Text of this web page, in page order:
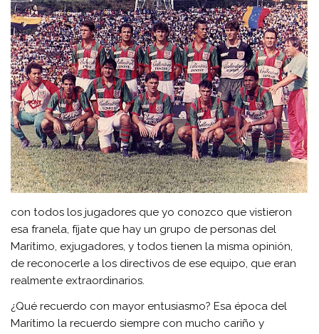
con todos los jugadores que yo conozco que vistieron
esa franela, fíjate que hay un grupo de personas del
Marítimo, exjugadores, y todos tienen la misma opinión,
de reconocerle a los directivos de ese equipo, que eran
realmente extraordinarios.
¿Qué recuerdo con mayor entusiasmo? Esa época del
Marítimo la recuerdo siempre con mucho cariño y